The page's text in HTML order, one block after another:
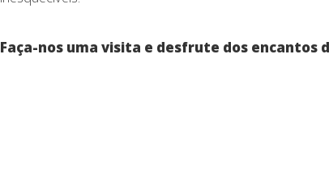
Faça-nos uma visita e desfrute dos encantos